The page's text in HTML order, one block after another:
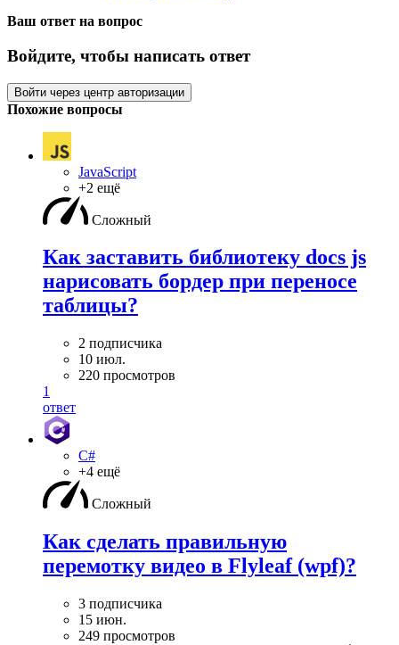
Ваш ответ на вопрос
Войдите, чтобы написать ответ
Войти через центр авторизации
Похожие вопросы
JavaScript
+2 ещё
Сложный
Как заставить библиотеку docs js
нарисовать бордер при переносе
таблицы?
2 подписчика
10 июл.
220 просмотров
1
ответ
C#
+4 ещё
Сложный
Как сделать правильную
перемотку видео в Flyleaf (wpf)?
3 подписчика
15 июн.
249 просмотров